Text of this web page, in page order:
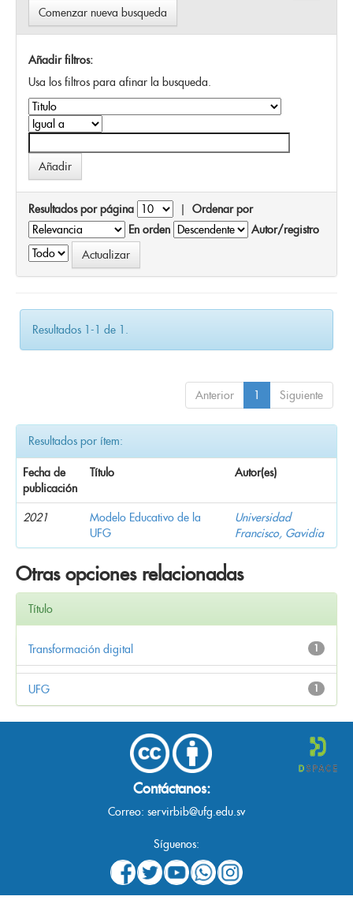
Comenzar nueva busqueda
Añadir filtros:
Usa los filtros para afinar la busqueda.
Resultados por página | Ordenar por
En orden
Autor/registro
Resultados 1-1 de 1.
Anterior 1 Siguiente
Resultados por ítem:
Fecha de
publicación
Título Autor(es)
2021
Modelo Educativo de la
UFG
Universidad
Francisco, Gavidia
Otras opciones relacionadas
Título
1
Transformación digital
1
UFG
Contáctanos:
Correo: servirbib@ufg.edu.sv
Síguenos: